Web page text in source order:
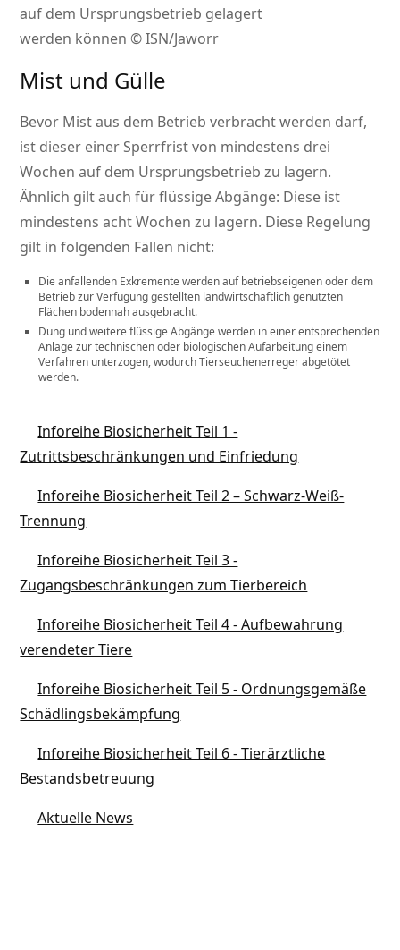
auf dem Ursprungsbetrieb gelagert
werden können © ISN/Jaworr
Mist und Gülle
Bevor Mist aus dem Betrieb verbracht werden darf,
ist dieser einer Sperrfrist von mindestens drei
Wochen auf dem Ursprungsbetrieb zu lagern.
Ähnlich gilt auch für flüssige Abgänge: Diese ist
mindestens acht Wochen zu lagern. Diese Regelung
gilt in folgenden Fällen nicht:
Die anfallenden Exkremente werden auf betriebseigenen oder dem
Betrieb zur Verfügung gestellten landwirtschaftlich genutzten
Flächen bodennah ausgebracht.
Dung und weitere flüssige Abgänge werden in einer entsprechenden
Anlage zur technischen oder biologischen Aufarbeitung einem
Verfahren unterzogen, wodurch Tierseuchenerreger abgetötet
werden.
Inforeihe Biosicherheit Teil 1 -
Zutrittsbeschränkungen und Einfriedung
Inforeihe Biosicherheit Teil 2 – Schwarz-Weiß-
Trennung
Inforeihe Biosicherheit Teil 3 -
Zugangsbeschränkungen zum Tierbereich
Inforeihe Biosicherheit Teil 4 - Aufbewahrung
verendeter Tiere
Inforeihe Biosicherheit Teil 5 - Ordnungsgemäße
Schädlingsbekämpfung
Inforeihe Biosicherheit Teil 6 - Tierärztliche
Bestandsbetreuung
Aktuelle News